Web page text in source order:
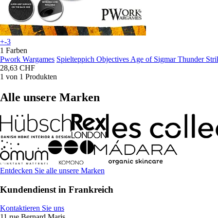
+-3
1 Farben
Pwork Wargames Spielteppich Objectives Age of Sigmar Thunder
28,63 CHF
1 von 1 Produkten
Alle unsere Marken
Entdecken Sie alle unsere Marken
Kundendienst in Frankreich
Kontaktieren Sie uns